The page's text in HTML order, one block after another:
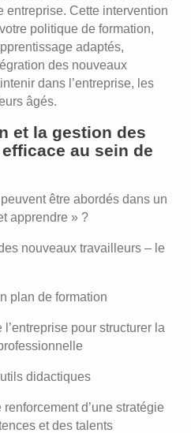
entreprise. Cette intervention
politique de formation,
adaptés,
des nouveaux
dans l’entreprise, les
âgés.
et la gestion des
au sein de
être abordés dans un
apprendre » ?
nouveaux travailleurs – le
plan de formation
l’entreprise pour structurer la
didactiques
d’une stratégie
et des talents